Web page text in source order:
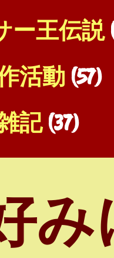
ー王伝説
活動 (57)
記(37)